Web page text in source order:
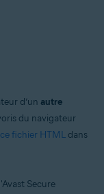
d’un autre
du navigateur
fichier HTML dans
Secure